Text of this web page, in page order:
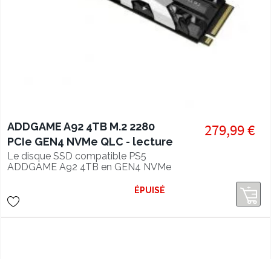
ADDGAME A92 4TB M.2 2280
PCIe GEN4 NVMe QLC - lecture
4900 Mo/s, SSD compatible PS5
Le disque SSD compatible PS5
ADDGAME A92 4TB en GEN4 NVMe
de 4900 Mo/s et un refroidissement
super efficace grâce à son heatsink
intégré.
279,99 €
ÉPUISÉ